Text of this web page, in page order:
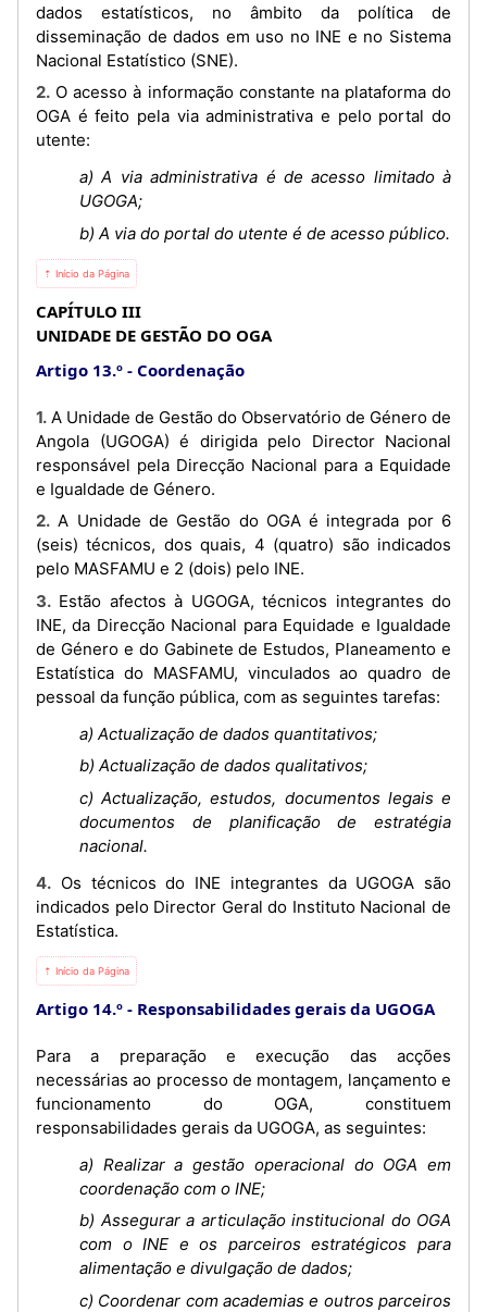
dados estatísticos, no âmbito da política de
disseminação de dados em uso no INE e no Sistema
Nacional Estatístico (SNE).
2. O acesso à informação constante na plataforma do
OGA é feito pela via administrativa e pelo portal do
utente:
a) A via administrativa é de acesso limitado à
UGOGA;
b) A via do portal do utente é de acesso público.
⇡ Início da Página
CAPÍTULO III
UNIDADE DE GESTÃO DO OGA
Artigo 13.º
Coordenação
1. A Unidade de Gestão do Observatório de Género de
Angola (UGOGA) é dirigida pelo Director Nacional
responsável pela Direcção Nacional para a Equidade
e Igualdade de Género.
2. A Unidade de Gestão do OGA é integrada por 6
(seis) técnicos, dos quais, 4 (quatro) são indicados
pelo MASFAMU e 2 (dois) pelo INE.
3. Estão afectos à UGOGA, técnicos integrantes do
INE, da Direcção Nacional para Equidade e Igualdade
de Género e do Gabinete de Estudos, Planeamento e
Estatística do MASFAMU, vinculados ao quadro de
pessoal da função pública, com as seguintes tarefas:
a) Actualização de dados quantitativos;
b) Actualização de dados qualitativos;
c) Actualização, estudos, documentos legais e
documentos de planificação de estratégia
nacional.
4. Os técnicos do INE integrantes da UGOGA são
indicados pelo Director Geral do Instituto Nacional de
Estatística.
⇡ Início da Página
Artigo 14.º Responsabilidades gerais da UGOGA
Para a preparação e execução das acções
necessárias ao processo de montagem, lançamento e
funcionamento do OGA, constituem
responsabilidades gerais da UGOGA, as seguintes:
a) Realizar a gestão operacional do OGA em
coordenação com o INE;
b) Assegurar a articulação institucional do OGA
com o INE e os parceiros estratégicos para
alimentação e divulgação de dados;
c) Coordenar com academias e outros parceiros